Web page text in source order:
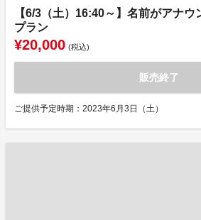
【6/3（土）16:40～】名前がアナ
プラン
¥20,000 (税込)
販売終了
ご提供予定時期：2023年6月3日（土）